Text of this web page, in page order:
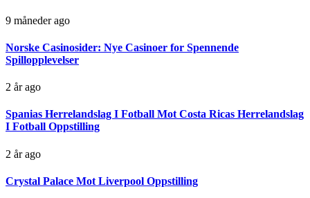
9 måneder ago
Norske Casinosider: Nye Casinoer for Spennende
Spillopplevelser
2 år ago
Spanias Herrelandslag I Fotball Mot Costa Ricas Herrelandslag
I Fotball Oppstilling
2 år ago
Crystal Palace Mot Liverpool Oppstilling